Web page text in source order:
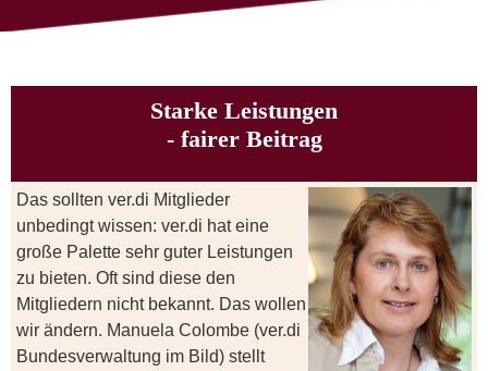
Starke Leistungen
- fairer Beitrag
Das sollten ver.di Mitglieder
unbedingt wissen: ver.di hat eine
große Palette sehr guter Leistungen
zu bieten. Oft sind diese den
Mitgliedern nicht bekannt. Das wollen
wir ändern. Manuela Colombe (ver.di
Bundesverwaltung im Bild) stellt